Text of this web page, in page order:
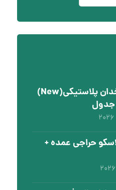
قیمت یخدان پلاستیکی(New)
جدول
حراجی عمده +